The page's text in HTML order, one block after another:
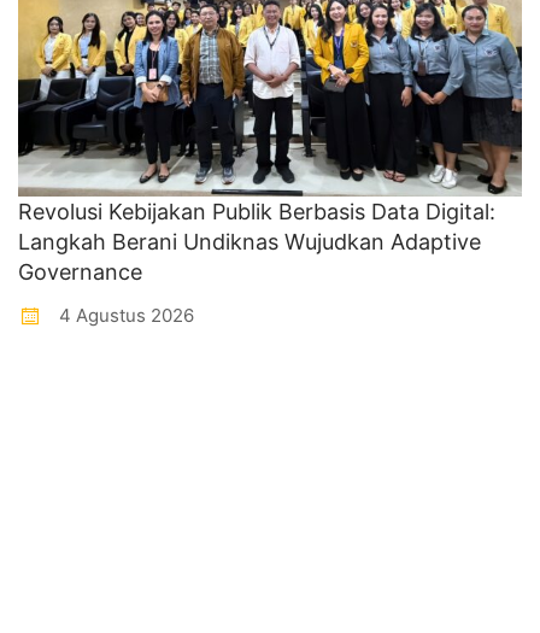
Revolusi Kebijakan Publik Berbasis Data Digital:
Langkah Berani Undiknas Wujudkan Adaptive
Governance
4 Agustus 2026